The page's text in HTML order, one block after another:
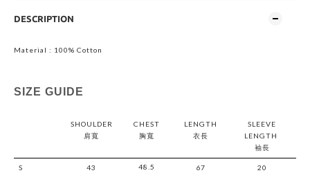
DESCRIPTION
Material : 100% Cotton
SIZE GUIDE
SHOULDER
肩寬
CHEST
胸寬
LENGTH
衣長
SLEEVE
LENGTH
袖長
S 43 48.5 67 20